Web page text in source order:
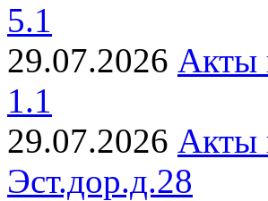
5.1
29.07.2026 Акты
1.1
29.07.2026 Акты
Эст.дор.д.28